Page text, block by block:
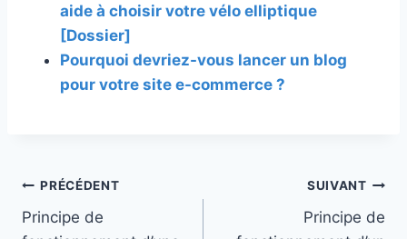
aide à choisir votre vélo elliptique
[Dossier]
Pourquoi devriez-vous lancer un blog
pour votre site e-commerce ?
Navigation
de
PRÉCÉDENT
Principe de
SUIVANT
Principe de